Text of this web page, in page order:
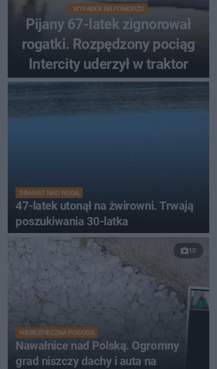
WYPADEK NA POMORZU
Pijany 67-latek zignorował
rogatki. Rozpędzony pociąg
Intercity uderzył w traktor
DRAMAT NAD WODĄ
47-latek utonął na żwirowni. Trwają
poszukiwania 30-latka
10
NIEBEZPIECZNA POGODA
Nawałnice nad Polską. Ogromny
grad niszczy dachy i auta na